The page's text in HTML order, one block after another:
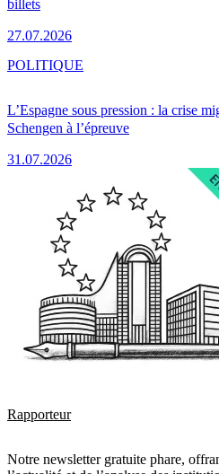
billets
27.07.2026
L’Espagne sous pression : la crise
Schengen à l’épreuve
31.07.2026
POLITIQUE
Rapporteur
Notre newsletter gratuite phare,